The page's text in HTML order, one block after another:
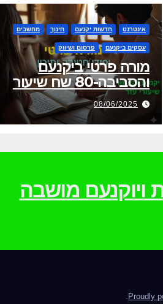
אינטרנט חדשות יקנעם חינוך מחשבים
עסקים ביקנעם פרסום ושיווק
מורה פרטי ביקנעם
והסביבה-80 שח שיעור
08/06/2025
ויוקנעם מושבה
Proudly
.